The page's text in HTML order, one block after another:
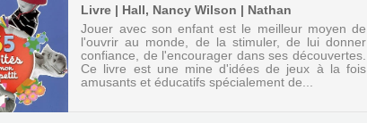
Livre | Hall, Nancy Wilson | Nathan
Jouer avec son enfant est le meilleur moyen de
l'ouvrir au monde, de la stimuler, de lui donner
confiance, de l'encourager dans ses découvertes.
Ce livre est une mine d'idées de jeux à la fois
amusants et éducatifs spécialement de...